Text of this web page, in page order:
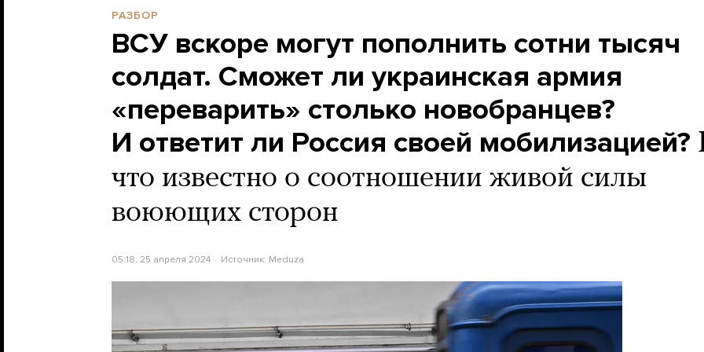
РАЗБОР
ВСУ вскоре могут пополнить сотни тысяч
солдат. Сможет ли украинская армия
«переварить» столько новобранцев?
И ответит ли Россия своей мобилизацией?
что известно о соотношении живой силы
воюющих сторон
05:18, 25 апреля 2024 Источник: Meduza